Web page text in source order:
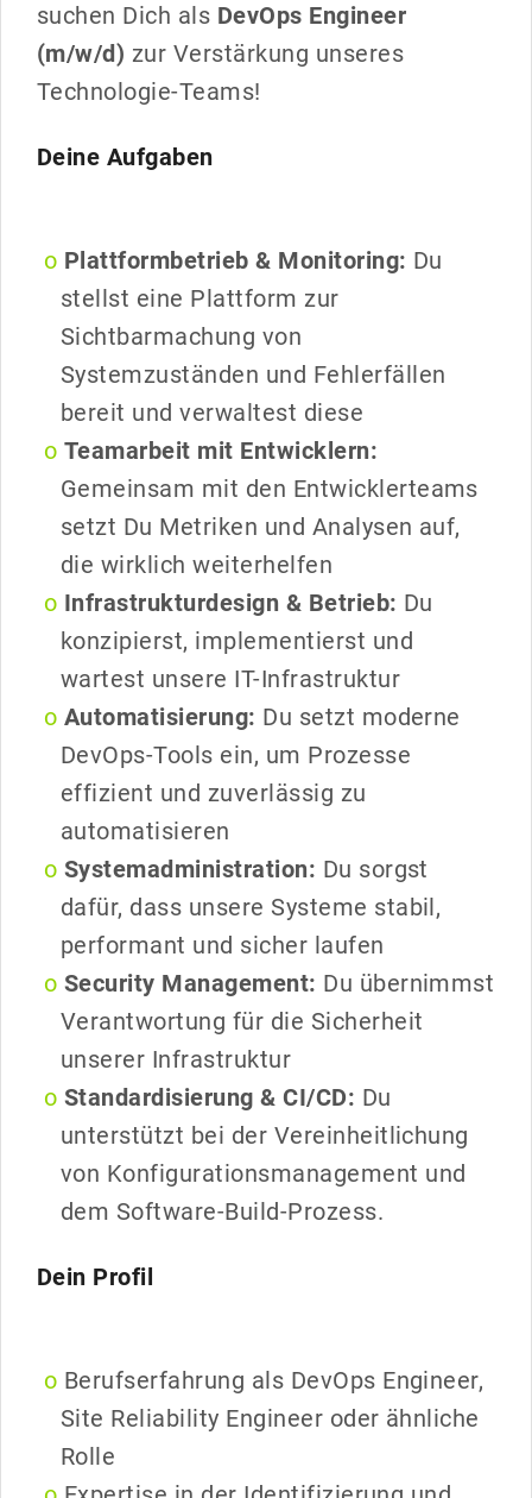
suchen Dich als DevOps Engineer
(m/w/d) zur Verstärkung unseres
Technologie-Teams!
Deine Aufgaben
Plattformbetrieb & Monitoring: Du
stellst eine Plattform zur
Sichtbarmachung von
Systemzuständen und Fehlerfällen
bereit und verwaltest diese
Teamarbeit mit Entwicklern:
Gemeinsam mit den Entwicklerteams
setzt Du Metriken und Analysen auf,
die wirklich weiterhelfen
Infrastrukturdesign & Betrieb: Du
konzipierst, implementierst und
wartest unsere IT-Infrastruktur
Automatisierung: Du setzt moderne
DevOps-Tools ein, um Prozesse
effizient und zuverlässig zu
automatisieren
Systemadministration: Du sorgst
dafür, dass unsere Systeme stabil,
performant und sicher laufen
Security Management: Du übernimmst
Verantwortung für die Sicherheit
unserer Infrastruktur
Standardisierung & CI/CD: Du
unterstützt bei der Vereinheitlichung
von Konfigurationsmanagement und
dem Software-Build-Prozess.
Dein Profil
Berufserfahrung als DevOps Engineer,
Site Reliability Engineer oder ähnliche
Rolle